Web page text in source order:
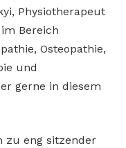
Physiotherapeut
Bereich
Osteopathie,
und
gerne in diesem
zu eng sitzender